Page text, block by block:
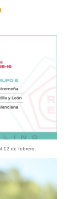
12 de febrero.